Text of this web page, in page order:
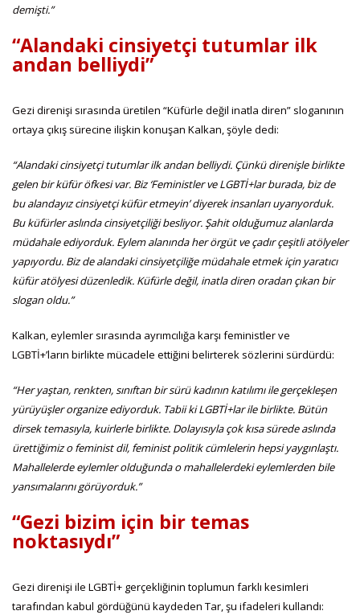
demişti.”
“Alandaki cinsiyetçi tutumlar ilk
andan belliydi”
Gezi direnişi sırasında üretilen “Küfürle değil inatla diren” sloganının
ortaya çıkış sürecine ilişkin konuşan Kalkan, şöyle dedi:
“Alandaki cinsiyetçi tutumlar ilk andan belliydi. Çünkü direnişle birlikte
gelen bir küfür öfkesi var. Biz ‘Feministler ve LGBTİ+lar burada, biz de
bu alandayız cinsiyetçi küfür etmeyin’ diyerek insanları uyarıyorduk.
Bu küfürler aslında cinsiyetçiliği besliyor. Şahit olduğumuz alanlarda
müdahale ediyorduk. Eylem alanında her örgüt ve çadır çeşitli atölyeler
yapıyordu. Biz de alandaki cinsiyetçiliğe müdahale etmek için yaratıcı
küfür atölyesi düzenledik. Küfürle değil, inatla diren oradan çıkan bir
slogan oldu.”
Kalkan, eylemler sırasında ayrımcılığa karşı feministler ve
LGBTİ+’ların birlikte mücadele ettiğini belirterek sözlerini sürdürdü:
“Her yaştan, renkten, sınıftan bir sürü kadının katılımı ile gerçekleşen
yürüyüşler organize ediyorduk. Tabii ki LGBTİ+lar ile birlikte. Bütün
dirsek temasıyla, kuirlerle birlikte. Dolayısıyla çok kısa sürede aslında
ürettiğimiz o feminist dil, feminist politik cümlelerin hepsi yaygınlaştı.
Mahallelerde eylemler olduğunda o mahallelerdeki eylemlerden bile
yansımalarını görüyorduk.”
“Gezi bizim için bir temas
noktasıydı”
Gezi direnişi ile LGBTİ+ gerçekliğinin toplumun farklı kesimleri
tarafından kabul gördüğünü kaydeden Tar, şu ifadeleri kullandı: